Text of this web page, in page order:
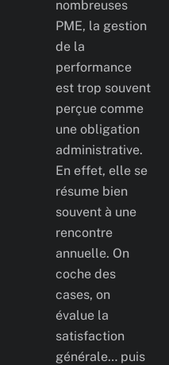
nombreuses
PME, la gestion
de la
performance
est trop souvent
perçue comme
une obligation
administrative.
En effet, elle se
résume bien
souvent à une
rencontre
annuelle. On
coche des
cases, on
évalue la
satisfaction
générale… puis